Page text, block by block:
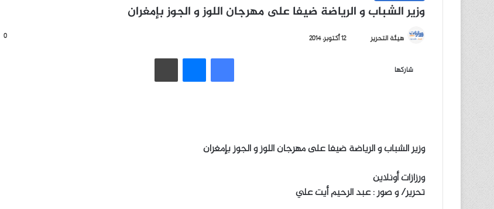
وزير الشباب و الرياضة ضيفا على مهرجان اللوز و الجوز بإمغران
هيئة التحرير
ا
ك
12 أكتوبر، 2014 0
شاركها
فيسبوك
وزير الشباب و الرياضة ضيفا على مهرجان اللوز و الجوز بإمغران
ورزازات أونلاين
تحرير/ و صور : عبد الرحيم أيت علي